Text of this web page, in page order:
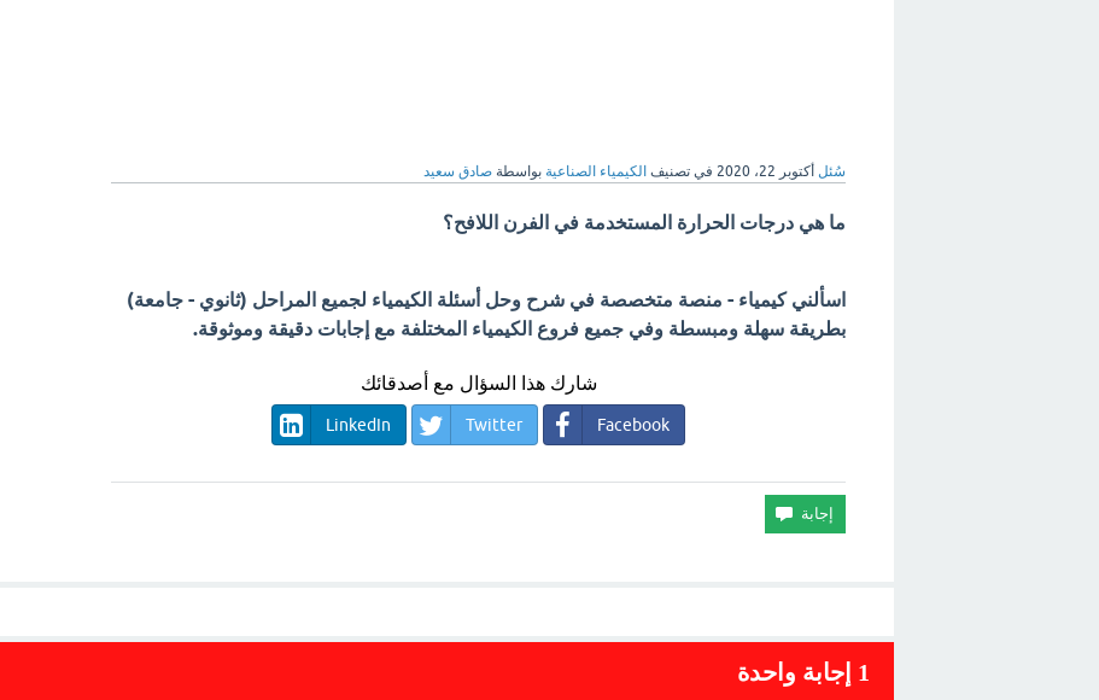
سُئل أكتوبر 22، 2020 في تصنيف الكيمياء الصناعية بواسطة صادق سعيد
ما هي درجات الحرارة المستخدمة في الفرن اللافح؟
اسألني كيمياء - منصة متخصصة في شرح وحل أسئلة الكيمياء لجميع المراحل (ثانوي - جامعة)
بطريقة سهلة ومبسطة وفي جميع فروع الكيمياء المختلفة مع إجابات دقيقة وموثوقة.
شارك هذا السؤال مع أصدقائك
Facebook
Twitter
LinkedIn
1 إجابة واحدة